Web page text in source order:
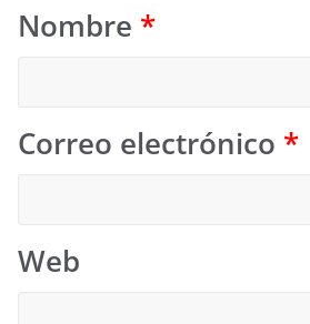
Nombre *
Correo electrónico *
Web